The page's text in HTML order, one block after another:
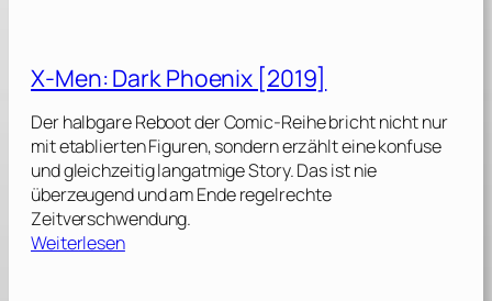
d
t
h
e
L
e
g
e
c
W
i
d
o
w
[
X‑Men: Dark Phoenix [2019]
Der halbgare Reboot der Comic-Reihe bricht nicht nur
mit etablierten Figuren, sondern erzählt eine konfuse
und gleichzeitig langatmige Story. Das ist nie
überzeugend und am Ende regelrechte
Zeitverschwendung.
Weiterlesen: